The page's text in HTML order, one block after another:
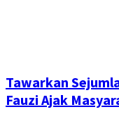
Tawarkan
Fauzi Ajak